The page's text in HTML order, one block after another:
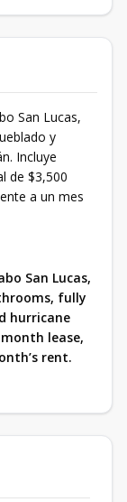
San Lucas,
y
Incluye
de $3,500
a un mes
San Lucas,
fully
hurricane
lease,
rent.